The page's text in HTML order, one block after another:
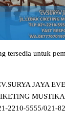
tersedia untuk
JAYA
2210-5555/021-